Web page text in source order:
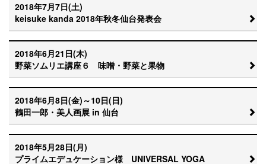
2018年7月7日(土)
keisuke kanda 2018年秋冬仙台発表会
2018年6月21日(木)
野菜ソムリエ講座６ 味噌・野菜と果物
2018年6月8日(金)～10日(日)
鶴田一郎・美人画展 in 仙台
2018年5月28日(月)
プライムエデュケーション様 UNIVERSAL YOGA